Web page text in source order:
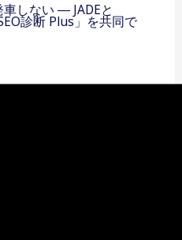
しない ― JADEと
診断 Plus」を共同で